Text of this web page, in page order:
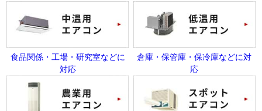
食品関係・工場・研究室などに
対応
倉庫・保管庫・保冷庫などに対
応